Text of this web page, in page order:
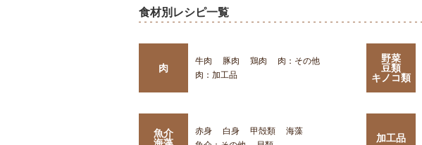
食材別レシピ一覧
肉
牛肉 豚肉 鶏肉
肉：その他
肉：加工品
野菜
豆類
キノコ類
魚介
海藻
赤身 白身 甲殻類
海藻
加工品